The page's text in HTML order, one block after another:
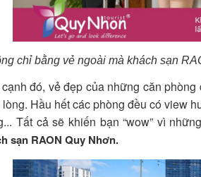
chỉ bằng vẻ ngoài mà khách sạn
đó, vẻ đẹp của những căn
Hầu hết các phòng đều có view
.. Tất cả sẽ khiến bạn “wow” vì
sạn RAON Quy Nhơn.